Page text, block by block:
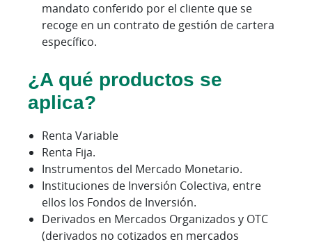
mandato conferido por el cliente que se
recoge en un contrato de gestión de cartera
específico.
¿A qué productos se
aplica?
Renta Variable
Renta Fija.
Instrumentos del Mercado Monetario.
Instituciones de Inversión Colectiva, entre
ellos los Fondos de Inversión.
Derivados en Mercados Organizados y OTC
(derivados no cotizados en mercados